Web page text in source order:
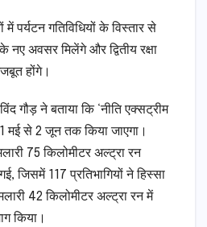
में पर्यटन गतिविधियों के विस्तार से
नए अवसर मिलेंगे और द्वितीय रक्षा
होंगे।
गौड़ ने बताया कि ‘नीति एक्सट्रीम
मई से 2 जून तक किया जाएगा।
75 किलोमीटर अल्ट्रा रन
जिसमें 117 प्रतिभागियों ने हिस्सा
42 किलोमीटर अल्ट्रा रन में
किया।